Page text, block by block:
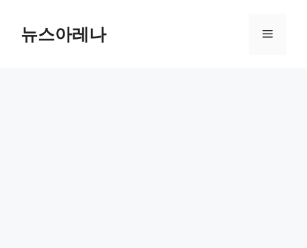
content뉴스아레나 Menu